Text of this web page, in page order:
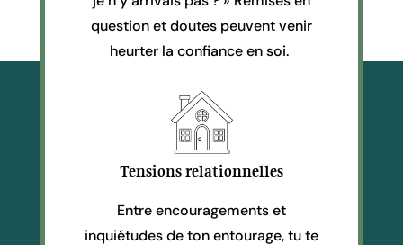
question et doutes peuvent venir
heurter la confiance en soi.
Tensions relationnelles
Entre encouragements et
inquiétudes de ton entourage, tu te